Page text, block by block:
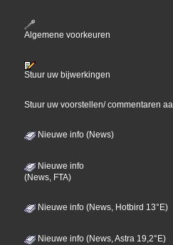
Algemene voorkeuren
Stuur uw bijwerkingen
Stuur uw voorstellen/ commentaren
Nieuwe info (News)
Nieuwe info
(News, FTA)
Nieuwe info (News, Hotbird 13°E)
Nieuwe info (News, Astra 19,2°E)